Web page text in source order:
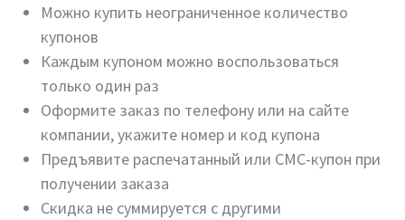
Можно купить неограниченное количество
купонов
Каждым купоном можно воспользоваться
только один раз
Оформите заказ по телефону или на сайте
компании, укажите номер и код купона
Предъявите распечатанный или СМС-купон при
получении заказа
Скидка не суммируется с другими